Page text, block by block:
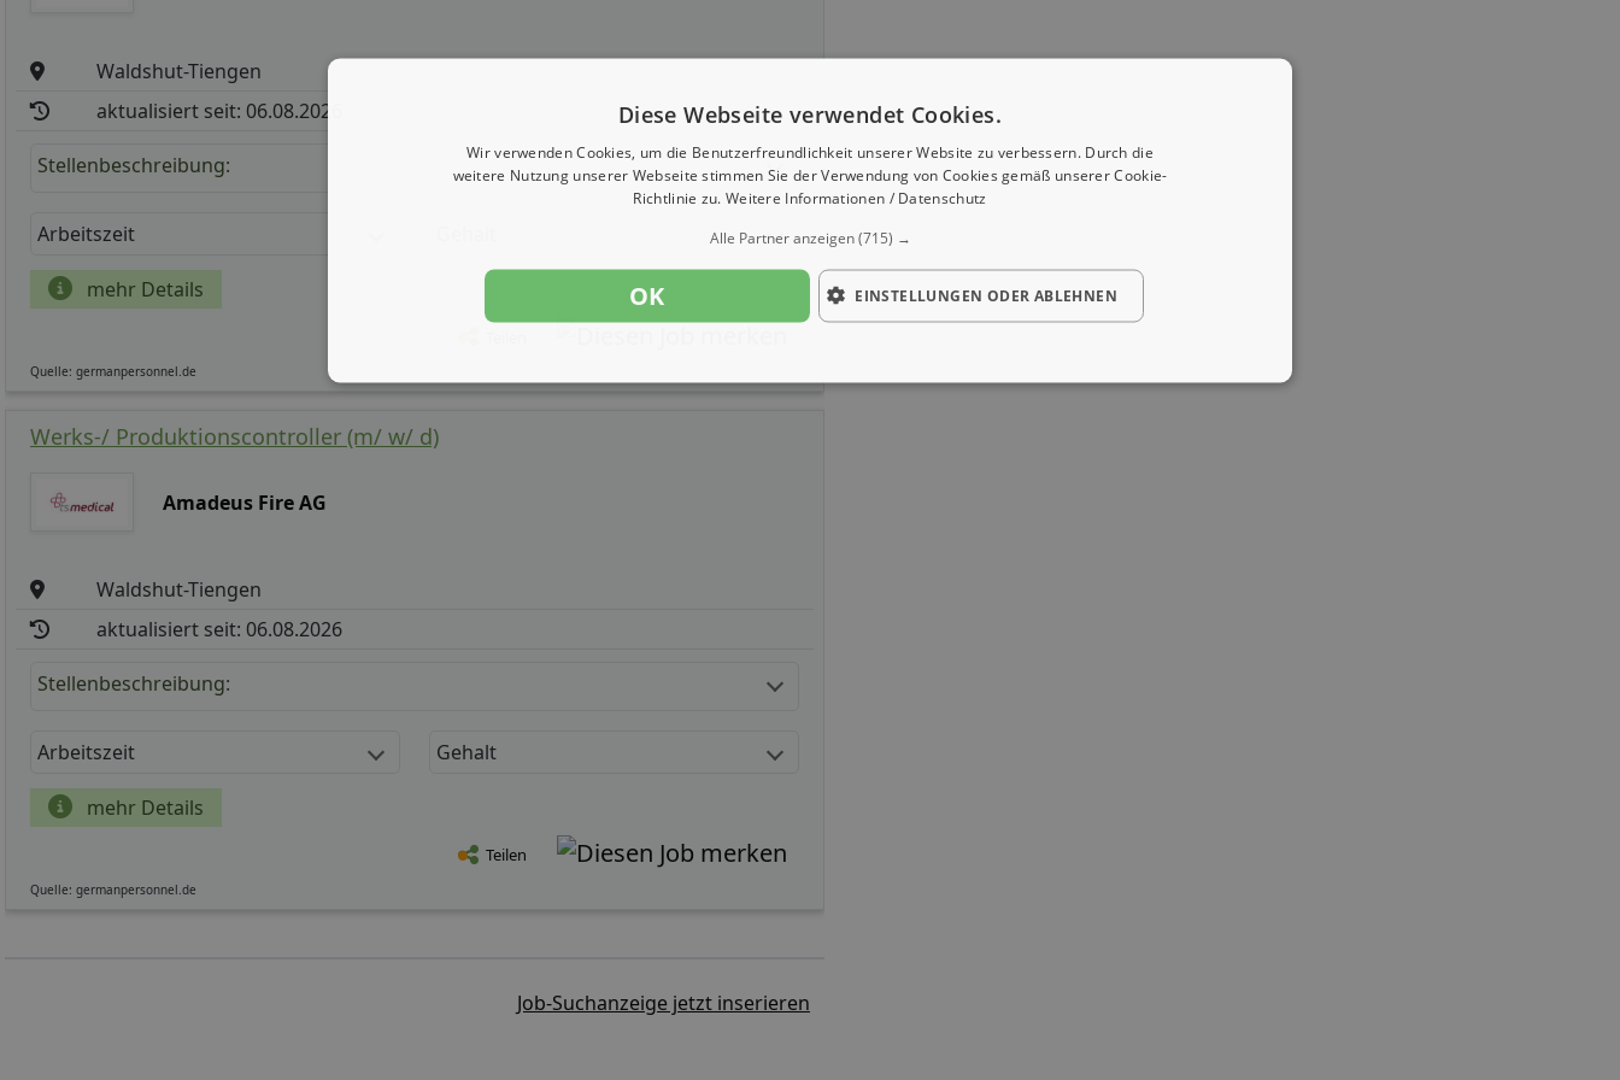
Waldshut-Tiengen
aktualisiert seit: 06.08.2026
Stellenbeschreibung:
Arbeitszeit
mehr Details
Quelle: germanpersonnel.de
Werks-/ Produktionscontroller (m/ w/ d)
Amadeus Fire AG
Waldshut-Tiengen
aktualisiert seit: 06.08.2026
Stellenbeschreibung:
Arbeitszeit Gehalt
mehr Details
Teilen
Quelle: germanpersonnel.de
Job-Suchanzeige jetzt inserieren
Diese Webseite verwendet Cookies.
Wir verwenden Cookies, um die Benutzerfreundlichkeit unserer Website zu verbessern. Durch die
weitere Nutzung unserer Webseite stimmen Sie der Verwendung von Cookies gemäß unserer Cookie-
Richtlinie zu. Weitere Informationen / Datenschutz
Alle Partner anzeigen(715) →
OK EINSTELLUNGEN ODER ABLEHNEN